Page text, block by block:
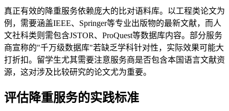
真正有效的降重服务依赖庞大的比对语料库。以工程类论文为
例，需要涵盖IEEE、Springer等专业出版物的最新文献，而人
文社科类则需包含JSTOR、ProQuest等数据库内容。部分服务
商宣称的"千万级数据库"若缺乏学科针对性，实际效果可能大
打折扣。留学生尤其需要注意服务商是否包含本国语言文献资
源，这对涉及比较研究的论文尤为重要。
评估降重服务的实践标准